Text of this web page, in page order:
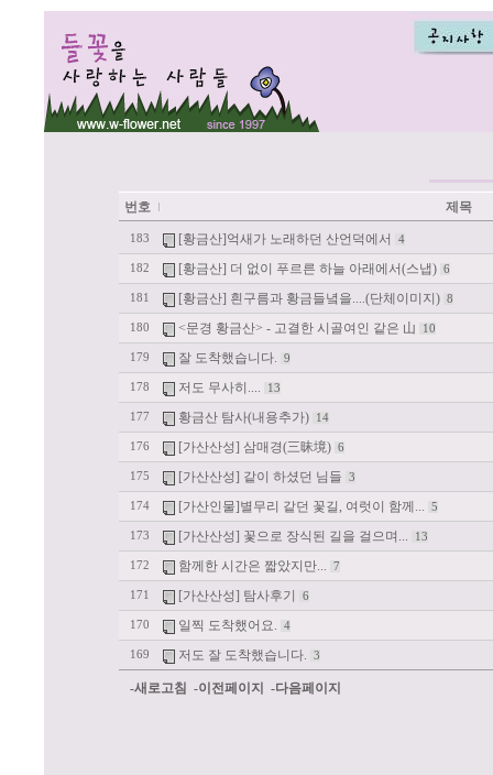
번호 제목
183 [황금산]억새가 노래하던 산언덕에서 4
182 [황금산] 더 없이 푸르른 하늘 아래에서(스냅) 6
181 [황금산] 흰구름과 황금들녘을....(단체이미지) 8
180 <문경 황금산> - 고결한 시골여인 같은 山 10
179 잘 도착했습니다. 9
178 저도 무사히.... 13
177 황금산 탐사(내용추가) 14
176 [가산산성] 삼매경(三昧境) 6
175 [가산산성] 같이 하셨던 님들 3
174 [가산인물]별무리 같던 꽃길, 여럿이 함께... 5
173 [가산산성] 꽃으로 장식된 길을 걸으며... 13
172 함께한 시간은 짧았지만... 7
171 [가산산성] 탐사후기 6
170 일찍 도착했어요. 4
169 저도 잘 도착했습니다. 3
-새로고침 -이전페이지 -다음페이지